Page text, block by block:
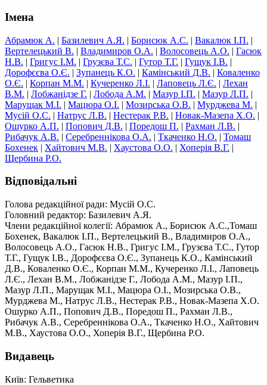
Імена
Абрамюк А. | Базилевич А.Я. | Борисюк А.С. | Вакалюк І.П. |
Вертелецький В. | Владимиров О.А. | Волосовець А.О. | Гасюк
Н.В. | Григус I.M. | Грузєва Т.С. | Гутор Т.Г. | Гущук І.В. |
Дорофєєва О.Є. | Зупанець К.О. | Камінський Д.В. | Коваленко
О.Є. | Корпан М.М. | Кучеренко Л.І. | Лаповець Л.Є. | Лехан
В.М. | Лобжанідзе Г. | Лобода А.М. | Мазур І.П. | Мазур Л.П. |
Марущак М.І. | Мацюра О.І. | Мозирська О.В. | Мурджева М. |
Мусій О.С. | Натрус Л.В. | Нестерак Р.В. | Новак-Мазепа Х.О. |
Ошурко А.П. | Попович Д.В. | Поредош П. | Рахман Л.В. |
Рибачук А.В. | Серебреннікова О.А. | Ткаченко Н.О. | Томаш
Бохенек | Хайтович М.В. | Хаустова О.О. | Хоперія В.Г. |
Щербина Р.О.
Відповідальні
Голова редакційної ради: Мусій О.С.
Головний редактор: Базилевич А.Я.
Члени редакційної колегії: Абрамюк А., Борисюк А.С.,Томаш
Бохенек, Вакалюк І.П., Вертелецький В., Владимиров О.А.,
Волосовець А.О., Гасюк Н.В., Григус I.M., Грузєва Т.С., Гутор
Т.Г., Гущук І.В., Дорофєєва О.Є., Зупанець К.О., Камінський
Д.В., Коваленко О.Є., Корпан М.М., Кучеренко Л.І., Лаповець
Л.Є., Лехан В.М., Лобжанідзе Г., Лобода А.М., Мазур І.П.,
Мазур Л.П., Марущак М.І., Мацюра О.І., Мозирська О.В.,
Мурджева М., Натрус Л.В., Нестерак Р.В., Новак-Мазепа Х.О.
Ошурко А.П., Попович Д.В., Поредош П., Рахман Л.В.,
Рибачук А.В., Серебреннікова О.А., Ткаченко Н.О., Хайтович
М.В., Хаустова О.О., Хоперія В.Г., Щербина Р.О.
Видавець
Київ: Гельветика